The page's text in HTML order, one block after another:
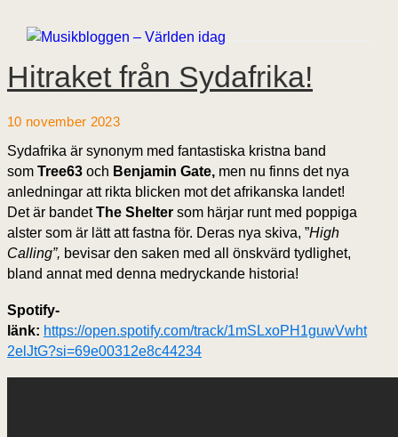
Hitraket från Sydafrika!
10 november 2023
Sydafrika är synonym med fantastiska kristna band
som Tree63 och Benjamin Gate, men nu finns det nya
anledningar att rikta blicken mot det afrikanska landet!
Det är bandetThe Shelter som härjar runt med poppiga
alster som är lätt att fastna för. Deras nya skiva, ”High
Calling”, bevisar den saken med all önskvärd tydlighet,
bland annat med denna medryckande historia!
Spotify-
länk: https://open.spotify.com/track/1mSLxoPH1guwVwht
2elJtG?si=69e00312e8c44234